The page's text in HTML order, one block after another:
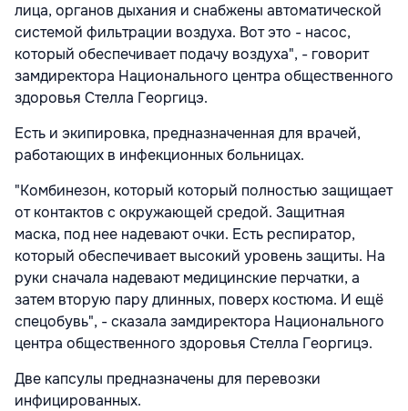
лица, органов дыхания и снабжены автоматической
системой фильтрации воздуха. Вот это - насос,
который обеспечивает подачу воздуха", - говорит
замдиректора Национального центра общественного
здоровья Стелла Георгицэ.
Есть и экипировка, предназначенная для врачей,
работающих в инфекционных больницах.
"Комбинезон, который который полностью защищает
от контактов с окружающей средой. Защитная
маска, под нее надевают очки. Есть респиратор,
который обеспечивает высокий уровень защиты. На
руки сначала надевают медицинские перчатки, а
затем вторую пару длинных, поверх костюма. И ещё
спецобувь", - сказала замдиректора Национального
центра общественного здоровья Стелла Георгицэ.
Две капсулы предназначены для перевозки
инфицированных.